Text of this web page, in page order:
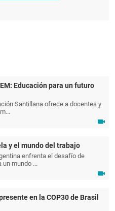
Educación para un futuro
Santillana ofrece a docentes y
y el mundo del trabajo
enfrenta el desafío de
mundo ...
en la COP30 de Brasil